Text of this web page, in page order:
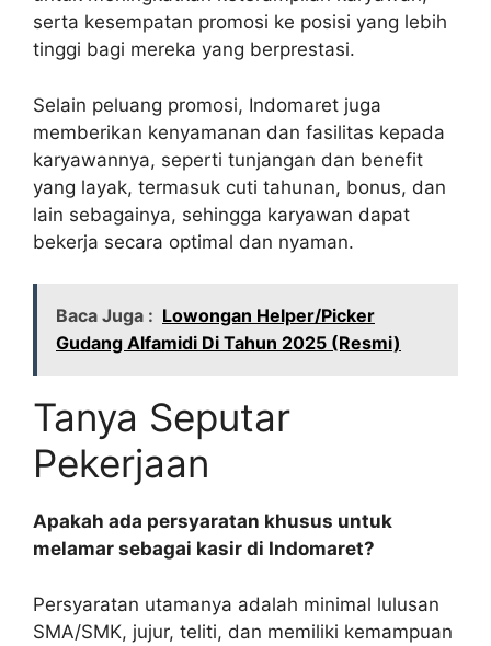
serta kesempatan promosi ke posisi yang lebih
tinggi bagi mereka yang berprestasi.
Selain peluang promosi, Indomaret juga
memberikan kenyamanan dan fasilitas kepada
karyawannya, seperti tunjangan dan benefit
yang layak, termasuk cuti tahunan, bonus, dan
lain sebagainya, sehingga karyawan dapat
bekerja secara optimal dan nyaman.
Baca Juga : Lowongan Helper/Picker
Gudang Alfamidi Di Tahun 2025 (Resmi)
Tanya Seputar
Pekerjaan
Apakah ada persyaratan khusus untuk
melamar sebagai kasir di Indomaret?
Persyaratan utamanya adalah minimal lulusan
SMA/SMK, jujur, teliti, dan memiliki kemampuan